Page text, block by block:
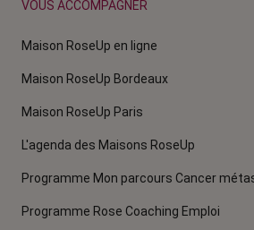
VOUS ACCOMPAGNER
Maison RoseUp en ligne
Maison RoseUp Bordeaux
Maison RoseUp Paris
L'agenda des Maisons RoseUp
Programme Mon parcours Cancer
Programme Rose Coaching Emploi